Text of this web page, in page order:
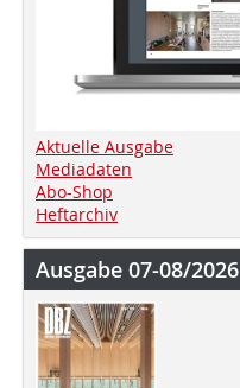
Aktuelle Ausgabe
Mediadaten
Abo-Shop
Heftarchiv
Ausgabe 07-08/2026